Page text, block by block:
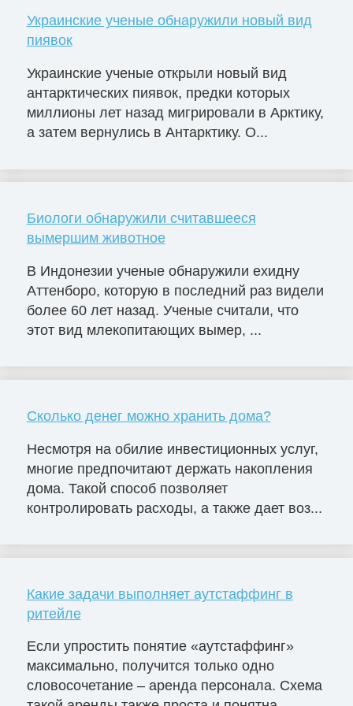
Украинские ученые обнаружили новый вид
пиявок
Украинские ученые открыли новый вид
антарктических пиявок, предки которых
миллионы лет назад мигрировали в Арктику,
а затем вернулись в Антарктику. О...
Биологи обнаружили считавшееся
вымершим животное
В Индонезии ученые обнаружили ехидну
Аттенборо, которую в последний раз видели
более 60 лет назад. Ученые считали, что
этот вид млекопитающих вымер, ...
Сколько денег можно хранить дома?
Несмотря на обилие инвестиционных услуг,
многие предпочитают держать накопления
дома. Такой способ позволяет
контролировать расходы, а также дает воз...
Какие задачи выполняет аутстаффинг в
ритейле
Если упростить понятие «аутстаффинг»
максимально, получится только одно
словосочетание – аренда персонала. Схема